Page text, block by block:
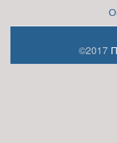
©2017